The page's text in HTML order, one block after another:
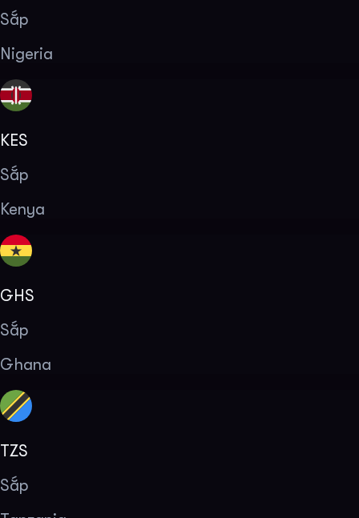
Sắp
Nigeria
KES
Sắp
Kenya
GHS
Sắp
Ghana
TZS
Sắp